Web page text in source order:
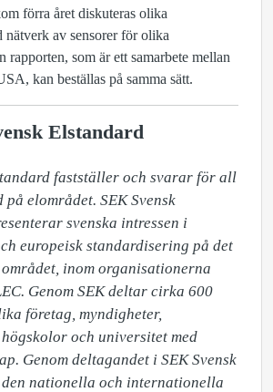
förra året diskuteras olika
nätverk av sensorer för olika
rapporten, som är ett samarbete mellan
kan beställas på samma sätt.
Elstandard
fastställer och svarar för all
på elområdet. SEK Svensk
svenska intressen i
europeisk standardisering på det
inom organisationerna
Genom SEK deltar cirka 600
företag, myndigheter,
och universitet med
Genom deltagandet i SEK Svensk
nationella och internationella